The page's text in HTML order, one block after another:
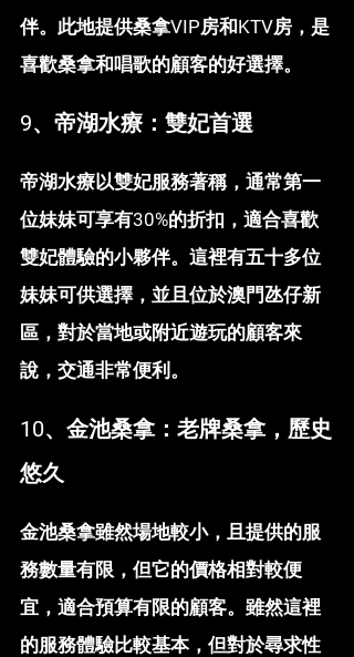
伴。此地提供桑拿VIP房和KTV房，是
喜歡桑拿和唱歌的顧客的好選擇。
9、帝湖水療：雙妃首選
帝湖水療以雙妃服務著稱，通常第一
位妹妹可享有30%的折扣，適合喜歡
雙妃體驗的小夥伴。這裡有五十多位
妹妹可供選擇，並且位於澳門氹仔新
區，對於當地或附近遊玩的顧客來
說，交通非常便利。
10、金池桑拿：老牌桑拿，歷史
悠久
金池桑拿雖然場地較小，且提供的服
務數量有限，但它的價格相對較便
宜，適合預算有限的顧客。雖然這裡
的服務體驗比較基本，但對於尋求性